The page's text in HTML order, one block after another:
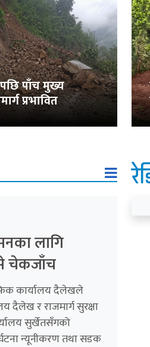
पाँच मुख्य
प्रभावित
लागि
चेकजाँच
कार्यालय दैलेखले
दैलेख र राजमार्ग सुरक्षा
सुर्खेतसँगको
न्यूनीकरण तथा सडक